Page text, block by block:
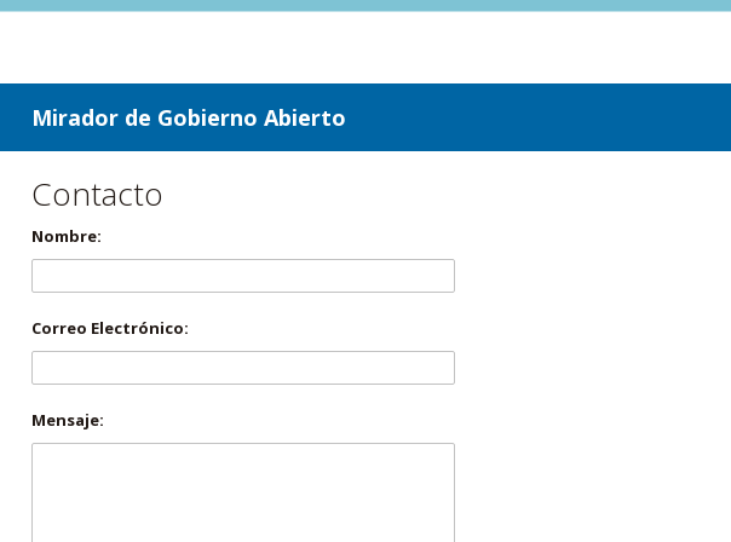
ir a contenido
ir al menú
Mirador de Gobierno Abierto
Contacto
Nombre:
Correo Electrónico:
Mensaje: